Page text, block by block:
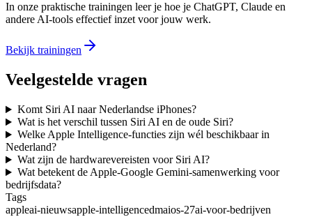
In onze praktische trainingen leer je hoe je ChatGPT, Claude en
andere AI-tools effectief inzet voor jouw werk.
Bekijk trainingen
Veelgestelde vragen
Komt Siri AI naar Nederlandse iPhones?
Wat is het verschil tussen Siri AI en de oude Siri?
Welke Apple Intelligence-functies zijn wél beschikbaar in
Nederland?
Wat zijn de hardwarevereisten voor Siri AI?
Wat betekent de Apple-Google Gemini-samenwerking voor
bedrijfsdata?
Tags
appleai-nieuwsapple-intelligencedmaios-27ai-voor-bedrijven